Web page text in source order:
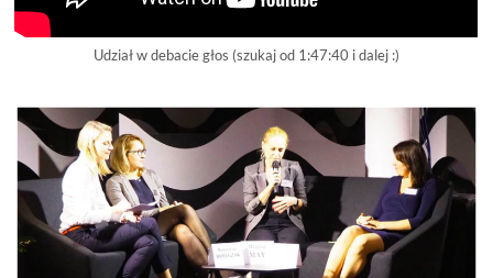
Udział w debacie głos (szukaj od 1:47:40 i dalej :)